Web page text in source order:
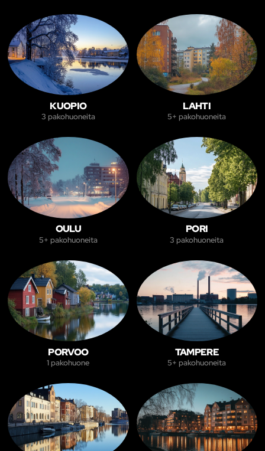
KUOPIO
3 pakohuoneita
LAHTI
5+ pakohuoneita
OULU
5+ pakohuoneita
PORI
3 pakohuoneita
PORVOO
1 pakohuone
TAMPERE
5+ pakohuoneita